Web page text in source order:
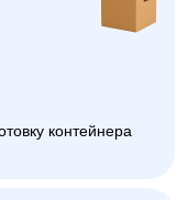
контейнера